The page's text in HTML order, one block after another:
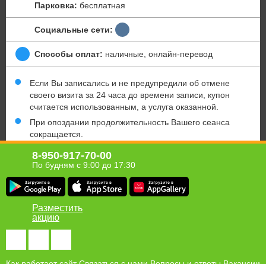
Парковка: бесплатная
Социальные сети:
Способы оплат: наличные, онлайн-перевод
Если Вы записались и не предупредили об отмене
своего визита за 24 часа до времени записи, купон
считается использованным, а услуга оказанной.
При опоздании продолжительность Вашего сеанса
сокращается.
Имеются противопоказания. Необходимо
проконсультироваться у специалиста.
Юридическая информация о партнёре
Хомсбокс в твоём мобильном!
Получи ссылку для загрузки приложения Homsbox на свой
телефон
8-950-917-70-00
По будням с 9:00 до 17:30
Разместить
акцию